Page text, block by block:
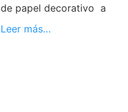
de papel decorativo a
Leer más…